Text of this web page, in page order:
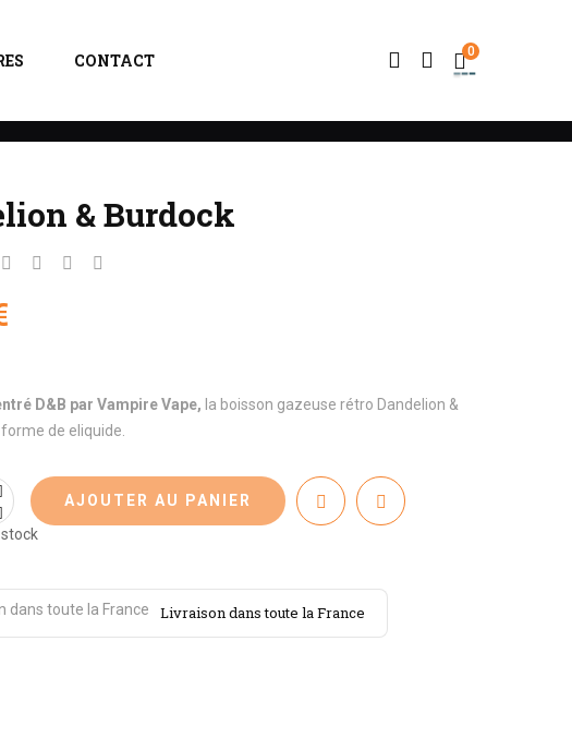
CONTACT 0
& Burdock
D&B par Vampire Vape, la boisson gazeuse rétro Dandelion &
de eliquide.
AJOUTER AU PANIER
Livraison dans toute la France